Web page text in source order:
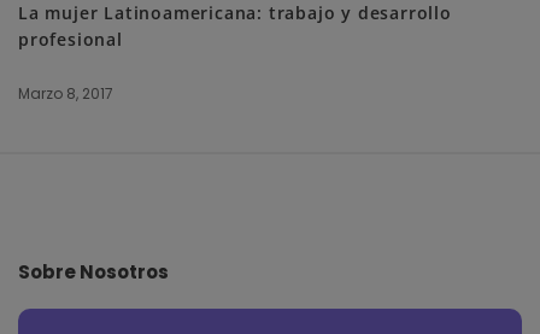
La mujer Latinoamericana: trabajo y desarrollo
profesional
Marzo 8, 2017
Sobre Nosotros